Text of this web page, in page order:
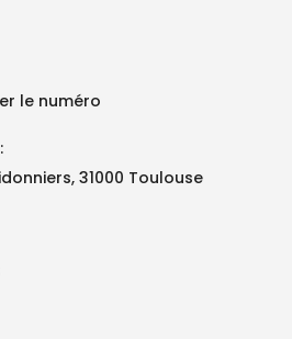
le numéro
:
31000 Toulouse